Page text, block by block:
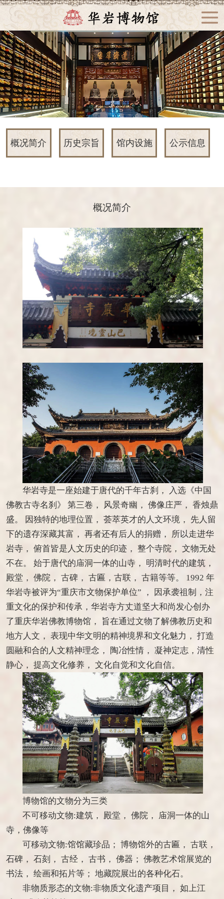
概况简介 历史宗旨 馆内设施 公示信息
概况简介
华岩寺是一座始建于唐代的千年古刹， 入选《中国
佛教古寺名刹》 第三卷， 风景奇幽， 佛像庄严， 香烛鼎
盛。 因独特的地理位置， 荟萃英才的人文环境， 先人留
下的遗存深藏其富， 再者还有后人的捐赠， 所以走进华
岩寺， 俯首皆是人文历史的印迹， 整个寺院， 文物无处
不在。 始于唐代的庙洞一体的山寺， 明清时代的建筑，
殿堂， 佛院， 古碑， 古匾，古联， 古籍等等。 1992 年
华岩寺被评为“重庆市文物保护单位” ， 因承袭祖制，注
重文化的保护和传承，华岩寺方丈道坚大和尚发心创办
了重庆华岩佛教博物馆， 旨在通过文物了解佛教历史和
地方人文， 表现中华文明的精神境界和文化魅力， 打造
圆融和合的人文精神理念， 陶冶性情， 凝神定志，清性
静心， 提高文化修养， 文化自觉和文化自信。
博物馆的文物分为三类
不可移动文物:建筑， 殿堂， 佛院， 庙洞一体的山
寺，佛像等
可移动文物:馆馆藏珍品； 博物馆外的古匾， 古联，
石碑， 石刻， 古经， 古书， 佛器； 佛教艺术馆展览的
书法， 绘画和拓片等； 地藏院展出的各种化石。
非物质形态的文物:非物质文化遗产项目， 如上江